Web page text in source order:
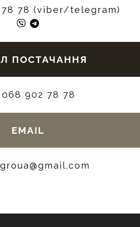
78 78 (viber/telegram)
ПОСТАЧАННЯ
068 902 78 78
EMAIL